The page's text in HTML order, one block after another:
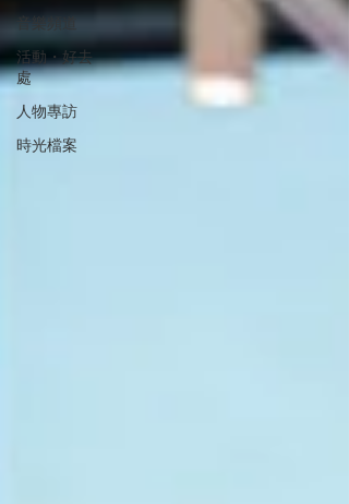
音樂頻道
活動・好去
處
人物專訪
時光檔案